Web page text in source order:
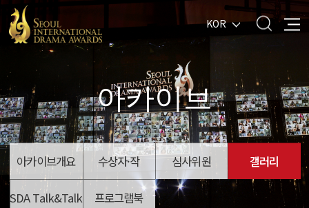
KOR
아카이브
아카이브개요 수상자·작 심사위원 갤러리
SDA Talk&Talk 프로그램북